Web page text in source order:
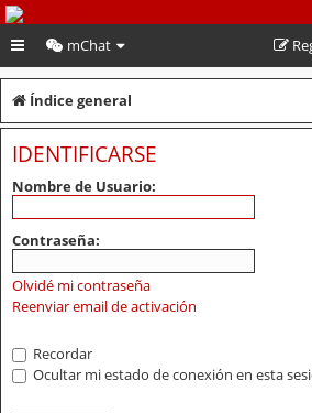
PeruVoley.com
mChat
Índice general
IDENTIFICARSE
Nombre de Usuario:
Contraseña:
Olvidé mi contraseña
Reenviar email de activación
Recordar
Ocultar mi estado de conexión en esta